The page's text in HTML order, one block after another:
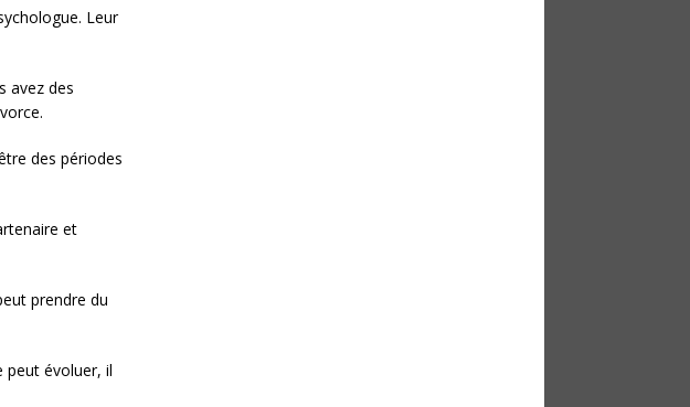
Leur
avez des
des périodes
et
prendre du
peut évoluer, il